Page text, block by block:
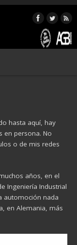
hasta aquí, hay
en persona. No
o de mis redes
años, en el
Ingeniería Industrial
automoción nada
en Alemania, más